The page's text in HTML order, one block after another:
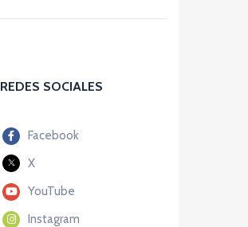
REDES SOCIALES
Facebook
X
YouTube
Instagram